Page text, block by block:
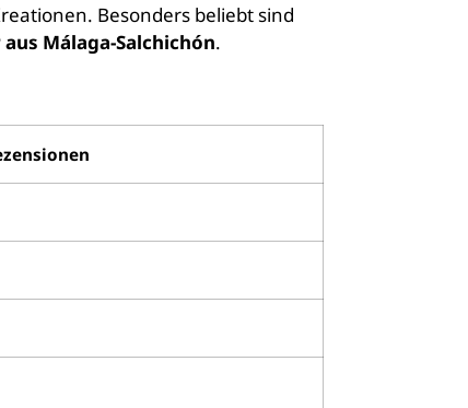
Besonders beliebt sind
aus Málaga-Salchichón.